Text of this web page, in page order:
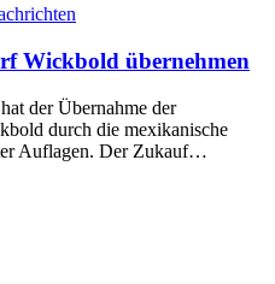
Wickbold übernehmen
der Übernahme der
durch die mexikanische
Auflagen. Der Zukauf…